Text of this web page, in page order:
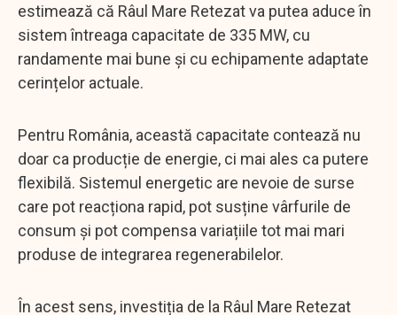
estimează că Râul Mare Retezat va putea aduce în
sistem întreaga capacitate de 335 MW, cu
randamente mai bune și cu echipamente adaptate
cerințelor actuale.
Pentru România, această capacitate contează nu
doar ca producție de energie, ci mai ales ca putere
flexibilă. Sistemul energetic are nevoie de surse
care pot reacționa rapid, pot susține vârfurile de
consum și pot compensa variațiile tot mai mari
produse de integrarea regenerabilelor.
În acest sens, investiția de la Râul Mare Retezat